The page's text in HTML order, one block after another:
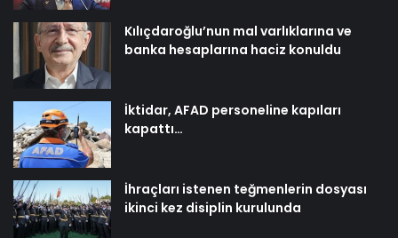
Kılıçdaroğlu’nun mal varlıklarına ve
banka hesaplarına haciz konuldu
İktidar, AFAD personeline kapıları
kapattı…
İhraçları istenen teğmenlerin dosyası
ikinci kez disiplin kurulunda